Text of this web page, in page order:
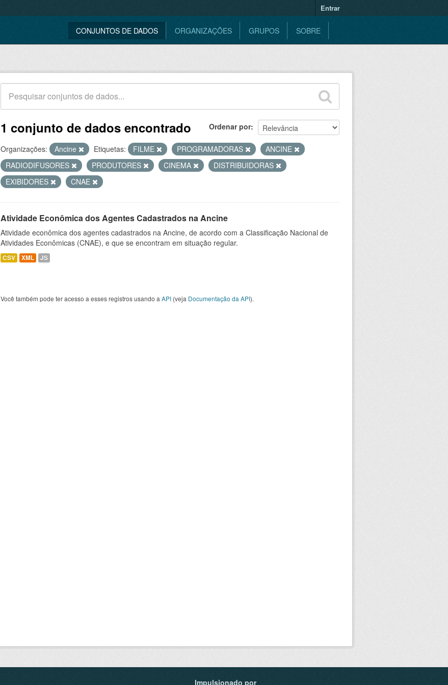
Entrar
CONJUNTOS DE DADOS ORGANIZAÇÕES GRUPOS SOBRE
Ordenar por
1 conjunto de dados encontrado
Organizações: Ancine Etiquetas: FILME PROGRAMADORAS
ANCINE
RADIODIFUSORES
PRODUTORES CINEMA
DISTRIBUIDORAS
EXIBIDORES
CNAE
Atividade Econômica dos Agentes Cadastrados na Ancine
Atividade econômica dos agentes cadastrados na Ancine, de acordo com a Classificação Nacional de
Atividades Econômicas (CNAE), e que se encontram em situação regular.
CSV XML JS
Você também pode ter acesso a esses registros usando a API (veja Documentação da API).
Impulsionado por